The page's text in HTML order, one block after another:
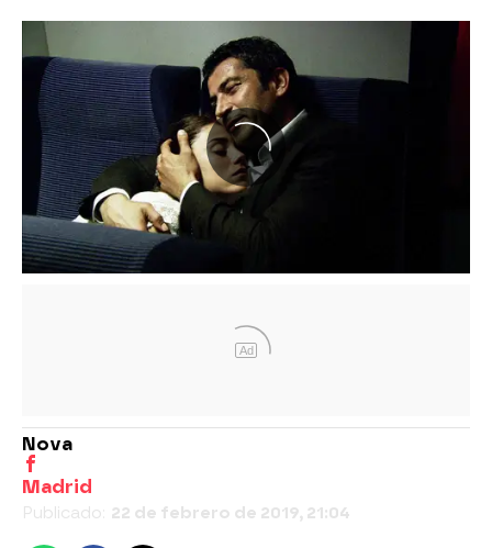
Ad
Nova
Madrid
Publicado: 22 de febrero de 2019, 21:04